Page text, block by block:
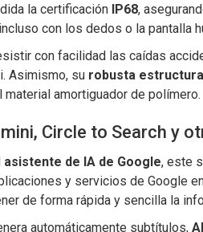
la certificación IP68,
con los dedos o la pantalla
con facilidad las caídas
Asimismo, su robusta estructura
amortiguador de polímero.
Circle to Search y
asistente de IA de Google, este
y servicios de Google
de forma rápida y sencilla la
automáticamente subtítulos,